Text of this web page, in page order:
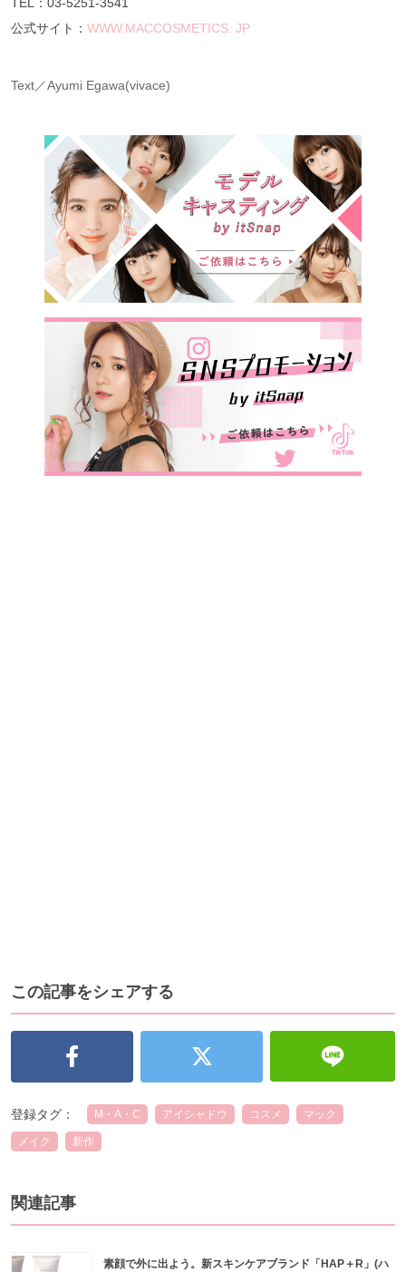
公式サイト： WWW.MACCOSMETICS. JP
Text／Ayumi Egawa(vivace)
この記事をシェアする
登録タグ： M・A・C アイシャドウ コスメ マック
メイク 新作
関連記事
素顔で外に出よう。新スキンケアブランド「HAP＋R」(ハ